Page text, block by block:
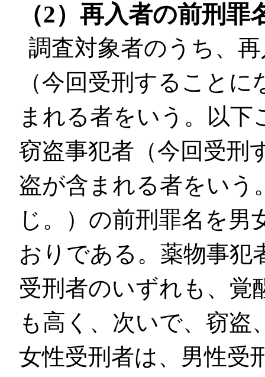
（2）再入者の前刑罪
調査対象者のうち、
（今回受刑すること
まれる者をいう。以
窃盗事犯者（今回受刑
盗が含まれる者をいう
じ。）の前刑罪名を男
おりである。薬物事犯
受刑者のいずれも、覚
も高く、次いで、窃
女性受刑者は、男性受